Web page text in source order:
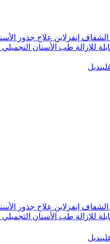
الشفاف إنفزلاين علاج جذور
للإزالة طب الأسنان التجميلي
الشفاف إنفزلاين علاج جذور
للإزالة طب الأسنان التجميلي